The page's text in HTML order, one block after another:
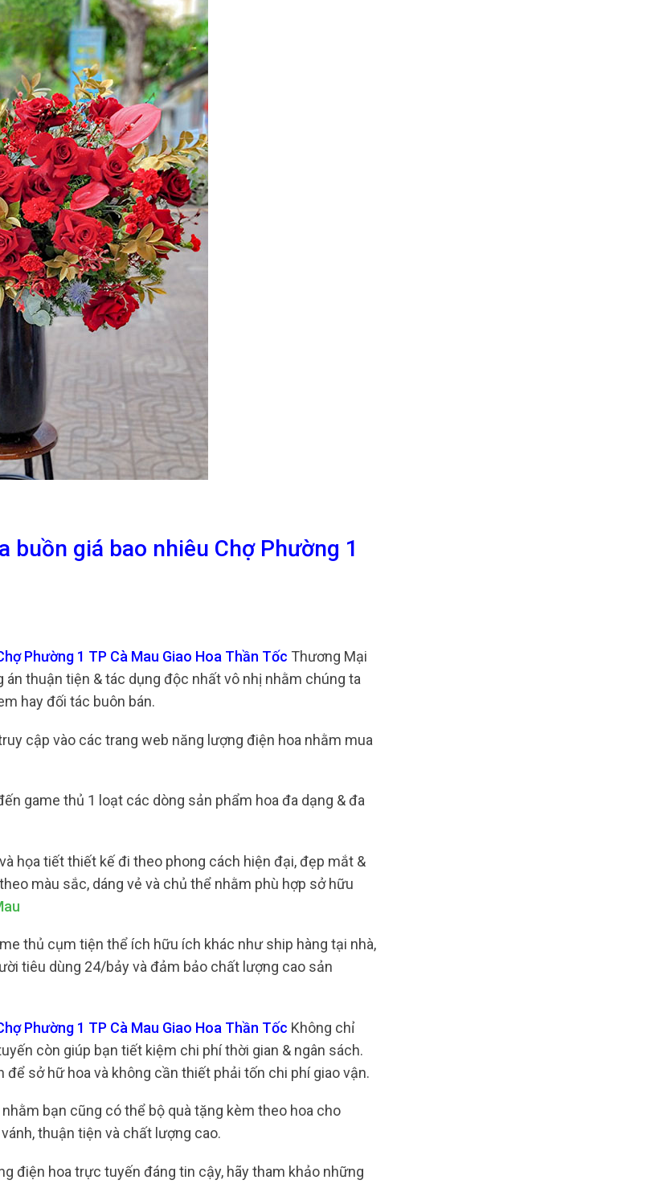
buồn giá bao nhiêu Chợ Phường 1
Phường 1 TP Cà Mau Giao Hoa Thần Tốc Thương Mại
thuận tiện & tác dụng độc nhất vô nhị nhằm chúng ta
hay đối tác buôn bán.
cập vào các trang web năng lượng điện hoa nhằm mua
game thủ 1 loạt các dòng sản phẩm hoa đa dạng & đa
họa tiết thiết kế đi theo phong cách hiện đại, đẹp mắt &
màu sắc, dáng vẻ và chủ thể nhằm phù hợp sở hữu
thủ cụm tiện thể ích hữu ích khác như ship hàng tại nhà,
tiêu dùng 24/bảy và đảm bảo chất lượng cao sản
Phường 1 TP Cà Mau Giao Hoa Thần Tốc Không chỉ
còn giúp bạn tiết kiệm chi phí thời gian & ngân sách.
sở hữ hoa và không cần thiết phải tốn chi phí giao vận.
bạn cũng có thể bộ quà tặng kèm theo hoa cho
thuận tiện và chất lượng cao.
điện hoa trực tuyến đáng tin cậy, hãy tham khảo những